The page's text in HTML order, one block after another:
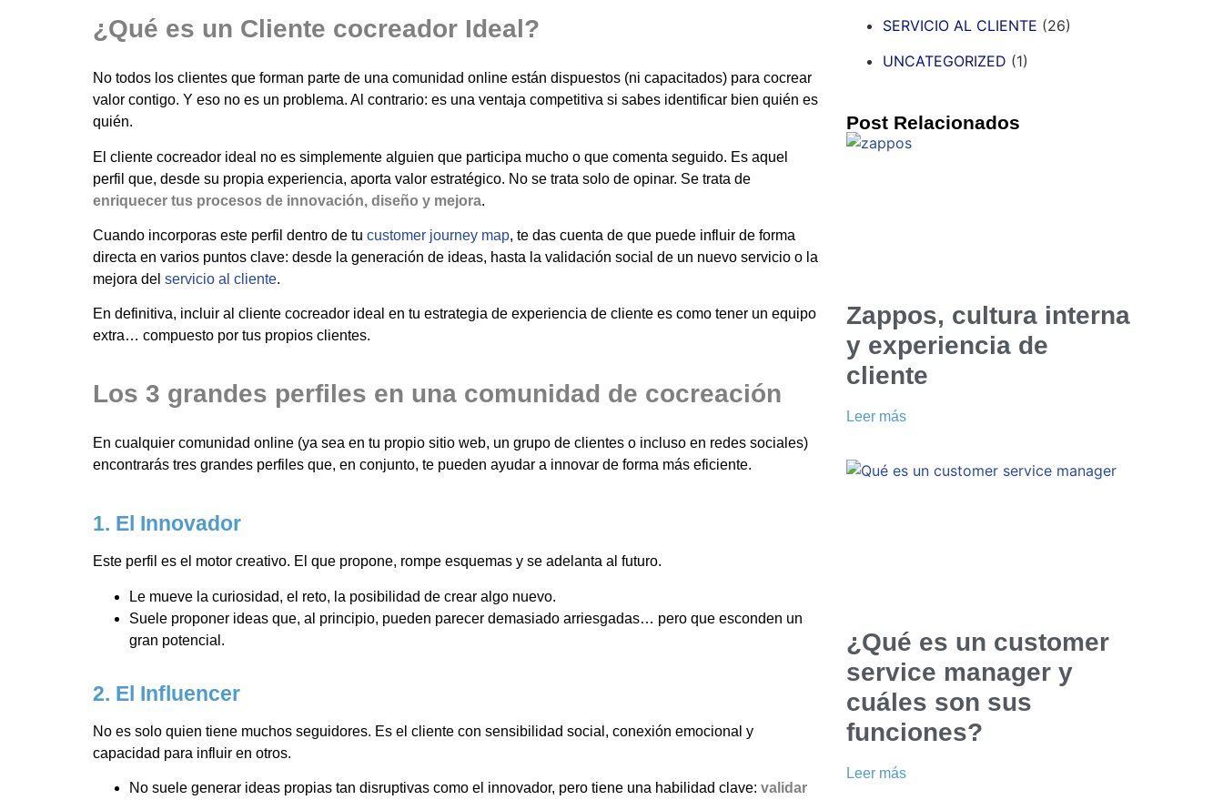
¿Qué es un Cliente cocreador Ideal?
No todos los clientes que forman parte de una comunidad online están dispuestos (ni capacitados) para cocrear
valor contigo. Y eso no es un problema. Al contrario: es una ventaja competitiva si sabes identificar bien quién es
quién.
El cliente cocreador ideal no es simplemente alguien que participa mucho o que comenta seguido. Es aquel
perfil que, desde su propia experiencia, aporta valor estratégico. No se trata solo de opinar. Se trata de
enriquecer tus procesos de innovación, diseño y mejora.
Cuando incorporas este perfil dentro de tu customer journey map, te das cuenta de que puede influir de forma
directa en varios puntos clave: desde la generación de ideas, hasta la validación social de un nuevo servicio o la
mejora del servicio al cliente.
En definitiva, incluir al cliente cocreador ideal en tu estrategia de experiencia de cliente es como tener un equipo
extra… compuesto por tus propios clientes.
Los 3 grandes perfiles en una comunidad de cocreación
En cualquier comunidad online (ya sea en tu propio sitio web, un grupo de clientes o incluso en redes sociales)
encontrarás tres grandes perfiles que, en conjunto, te pueden ayudar a innovar de forma más eficiente.
1. El Innovador
Este perfil es el motor creativo. El que propone, rompe esquemas y se adelanta al futuro.
Le mueve la curiosidad, el reto, la posibilidad de crear algo nuevo.
Suele proponer ideas que, al principio, pueden parecer demasiado arriesgadas… pero que esconden un
gran potencial.
2. El Influencer
No es solo quien tiene muchos seguidores. Es el cliente con sensibilidad social, conexión emocional y
capacidad para influir en otros.
No suele generar ideas propias tan disruptivas como el innovador, pero tiene una habilidad clave: validar
SERVICIO AL CLIENTE (26)
UNCATEGORIZED (1)
Post Relacionados
Zappos, cultura interna
y experiencia de
cliente
Leer más
¿Qué es un customer
service manager y
cuáles son sus
funciones?
Leer más